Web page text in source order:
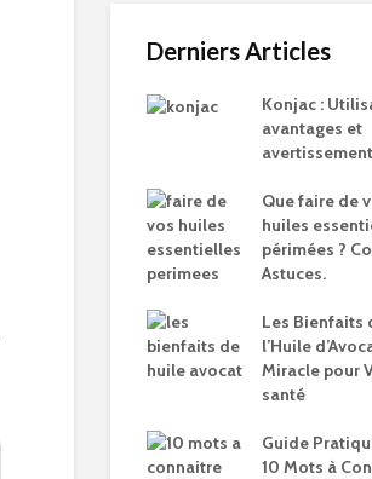
Derniers Articles
Konjac :
avantages et
Que faire de
huiles
périmées ?
Astuces.
Les Bienfaits
l’Huile
Miracle pour
santé
Guide
10 Mots à